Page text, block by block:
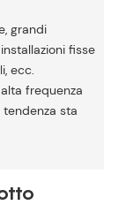
grandi
fisse
ecc.
frequenza
sta